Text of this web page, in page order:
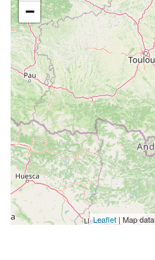
−
Leaflet | Map